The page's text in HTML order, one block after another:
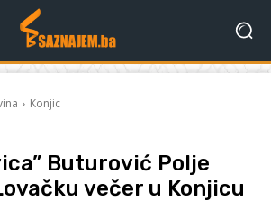
Konjic
Buturović Polje
večer u Konjicu